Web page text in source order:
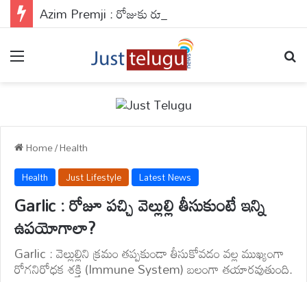
Home/Health
Health Just Lifestyle Latest News
Garlic : రోజూ పచ్చి వెల్లుల్లి తీసుకుంటే ఇన్ని
ఉపయోగాలా?
Garlic : వెల్లుల్లిని క్రమం తప్పకుండా తీసుకోవడం వల్ల ముఖ్యంగా
రోగనిరోధక శక్తి (Immune System) బలంగా తయారవుతుంది.